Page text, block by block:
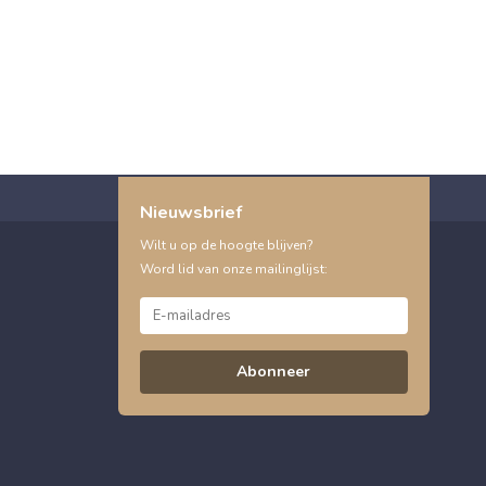
Nieuwsbrief
Wilt u op de hoogte blijven?
Word lid van onze mailinglijst:
Abonneer